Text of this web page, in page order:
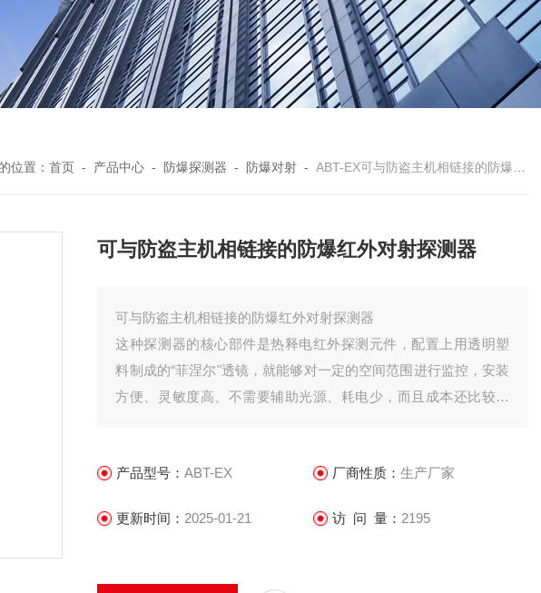
位置：首页 - 产品中心 - 防爆探测器 - 防爆对射 -ABT-EX可与防盗主机相链接的防爆红外对射探测器
可与防盗主机相链接的防爆红外对射探测器
可与防盗主机相链接的防爆红外对射探测器
这种探测器的核心部件是热释电红外探测元件，配置上用透明塑
料制成的“菲涅尔"透镜，就能够对一定的空间范围进行监控，安装
方便、灵敏度高、不需要辅助光源、耗电少，而且成本还比较低
产品型号：ABT-EX 厂商性质： 生产厂家
更新时间： 2025-01-21 访 问 量： 2195